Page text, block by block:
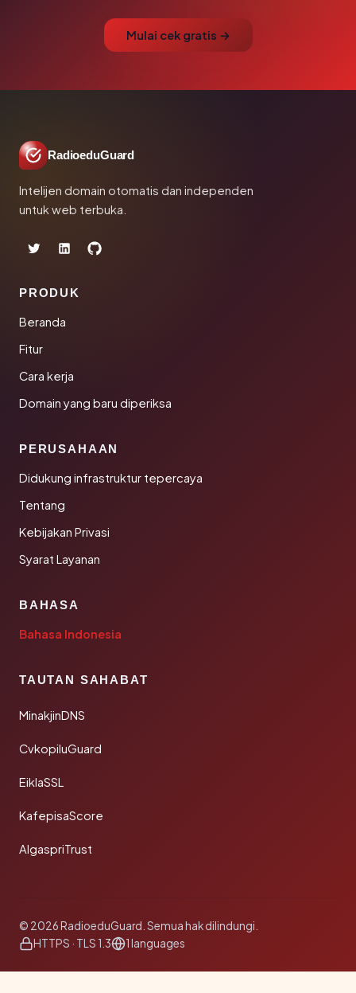
Mulai cek gratis →
RadioeduGuard
Intelijen domain otomatis dan independen
untuk web terbuka.
PRODUK
Beranda
Fitur
Cara kerja
Domain yang baru diperiksa
PERUSAHAAN
Didukung infrastruktur tepercaya
Tentang
Kebijakan Privasi
Syarat Layanan
BAHASA
Bahasa Indonesia
TAUTAN SAHABAT
MinakjinDNS
CvkopiluGuard
EiklaSSL
KafepisaScore
AlgaspriTrust
© 2026 RadioeduGuard. Semua hak dilindungi.
HTTPS · TLS 1.3
1 languages